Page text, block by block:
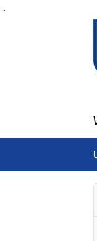
Ga naar de
Ga naar het
Ga naar het